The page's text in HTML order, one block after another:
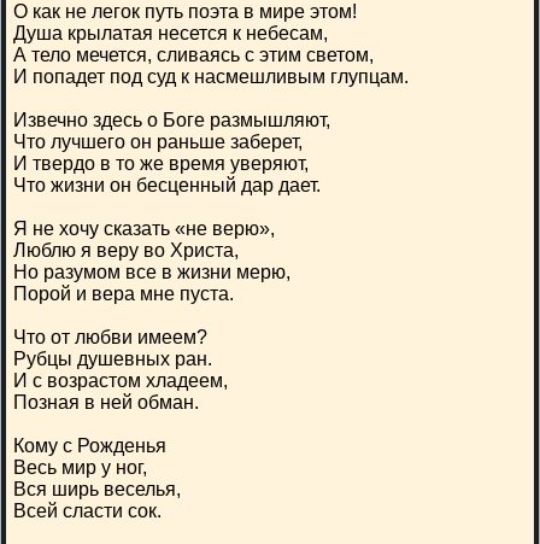
О как не легок путь поэта в мире этом!
Душа крылатая несется к небесам,
А тело мечется, сливаясь с этим светом,
И попадет под суд к насмешливым глупцам.
Извечно здесь о Боге размышляют,
Что лучшего он раньше заберет,
И твердо в то же время уверяют,
Что жизни он бесценный дар дает.
Я не хочу сказать «не верю»,
Люблю я веру во Христа,
Но разумом все в жизни мерю,
Порой и вера мне пуста.
Что от любви имеем?
Рубцы душевных ран.
И с возрастом хладеем,
Позная в ней обман.
Кому с Рожденья
Весь мир у ног,
Вся ширь веселья,
Всей сласти сок.